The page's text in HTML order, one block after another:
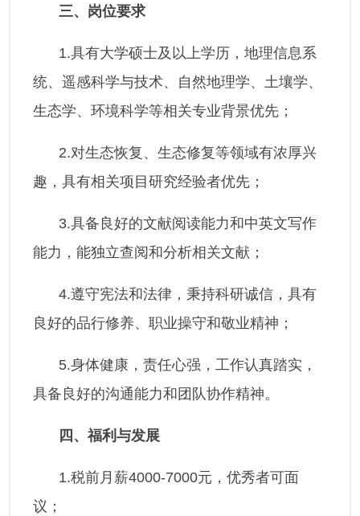
三、岗位要求
1.具有大学硕士及以上学历，地理信息系
统、遥感科学与技术、自然地理学、土壤学、
生态学、环境科学等相关专业背景优先；
2.对生态恢复、生态修复等领域有浓厚兴
趣，具有相关项目研究经验者优先；
3.具备良好的文献阅读能力和中英文写作
能力，能独立查阅和分析相关文献；
4.遵守宪法和法律，秉持科研诚信，具有
良好的品行修养、职业操守和敬业精神；
5.身体健康，责任心强，工作认真踏实，
具备良好的沟通能力和团队协作精神。
四、福利与发展
1.税前月薪4000-7000元，优秀者可面
议；